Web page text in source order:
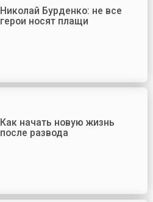
Николай Бурденко: не все
герои носят плащи
Как начать новую жизнь
после развода